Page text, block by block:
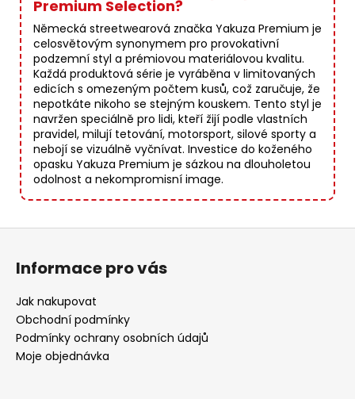
Premium Selection?
Německá streetwearová značka Yakuza Premium je
celosvětovým synonymem pro provokativní
podzemní styl a prémiovou materiálovou kvalitu.
Každá produktová série je vyráběna v limitovaných
edicích s omezeným počtem kusů, což zaručuje, že
nepotkáte nikoho se stejným kouskem. Tento styl je
navržen speciálně pro lidi, kteří žijí podle vlastních
pravidel, milují tetování, motorsport, silové sporty a
nebojí se vizuálně vyčnívat. Investice do koženého
opasku Yakuza Premium je sázkou na dlouholetou
odolnost a nekompromisní image.
Informace pro vás
Jak nakupovat
Obchodní podmínky
Podmínky ochrany osobních údajů
Moje objednávka